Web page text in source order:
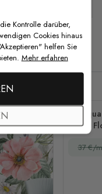
37 €/
Kontrolle darüber,
Cookies hinaus
helfen Sie
Mehr erfahren